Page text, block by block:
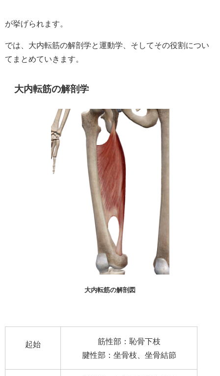
が挙げられます。
では、大内転筋の解剖学と運動学、そしてその役割につい
てまとめていきます。
大内転筋の解剖学
大内転筋の解剖図
起始
筋性部：恥骨下枝
腱性部：坐骨枝、坐骨結節